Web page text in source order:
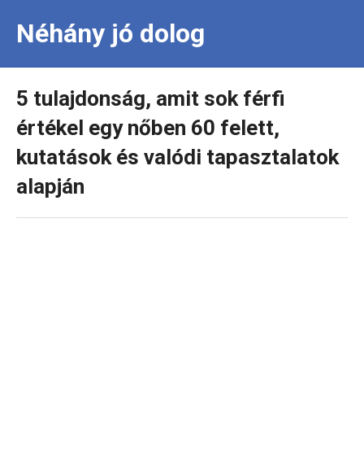
Néhány jó dolog
5 tulajdonság, amit sok férfi
értékel egy nőben 60 felett,
kutatások és valódi tapasztalatok
alapján